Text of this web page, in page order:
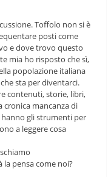
Toffolo non si è
posti come
e dove trovo questo
mia ho risposto che sì,
popolazione italiana
sta per diventarci.
contenuti, storie, libri,
cronica mancanza di
gli strumenti per
a leggere cosa
la pensa come noi?